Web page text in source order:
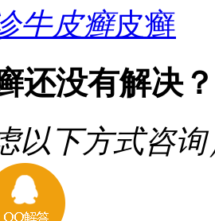
牛皮癣
还没有解决？
以下方式咨询